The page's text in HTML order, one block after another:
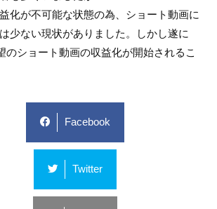
化が不可能な状態の為、ショート動画に
少ない現状がありました。しかし遂に
のショート動画の収益化が開始されるこ
Facebook
Twitter